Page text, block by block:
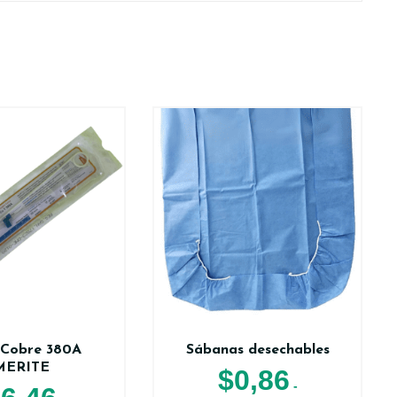
380A
Sábanas desechables
$0,86 -